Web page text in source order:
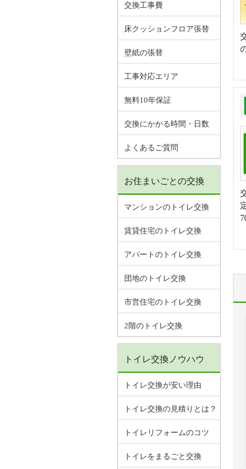
交換工事費
床クッションフロア張替
壁紙の張替
工事対応エリア
無料10年保証
交換にかかる時間・日数
よくあるご質問
お住まいごとの交換
マンションのトイレ交換
賃貸住宅のトイレ交換
アパートのトイレ交換
団地のトイレ交換
市営住宅のトイレ交換
2階のトイレ交換
トイレ交換ノウハウ
トイレ交換が安い理由
トイレ交換の見積りとは？
トイレリフォームのコツ
トイレをまるごと交換